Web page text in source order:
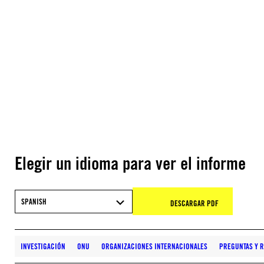
Elegir un idioma para ver el informe
SPANISH DESCARGAR PDF
INVESTIGACIÓN ONU ORGANIZACIONES INTERNACIONALES PREGUNTAS Y